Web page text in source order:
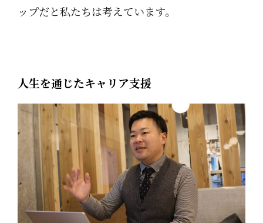
ップだと私たちは考えています。
人生を通じたキャリア支援